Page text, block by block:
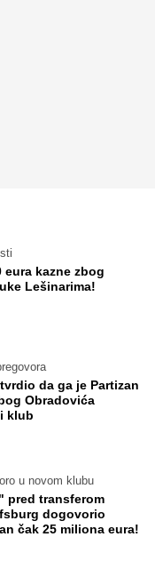
eura kazne zbog
Lešinarima!
da ga je Partizan
Obradovića
klub
u novom klubu
pred transferom
dogovorio
čak 25 miliona eura!